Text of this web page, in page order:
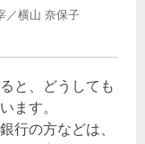
／横山 奈保子
と、どうしても
ます。
行の方などは、